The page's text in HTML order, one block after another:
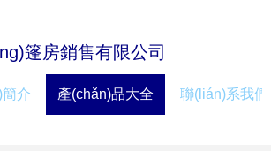
篷房銷售有限公司
介 產(chǎn)品大全 聯(lián)系我們